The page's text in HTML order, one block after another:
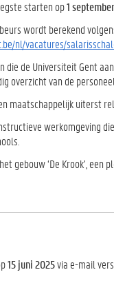
starten op1
wordt berekend
nl/vacatures/
die de Universiteit Gent
overzicht van de
maatschappelijk uiterst
werkomgeving
gebouw ‘De Krook’,
15 juni 2025via e-mail